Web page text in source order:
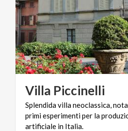
Villa Piccinelli
Splendida villa neoclassica,
primi esperimenti per la
artificiale in Italia.